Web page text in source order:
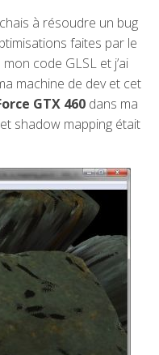
à résoudre un bug
faites par le
code GLSL et j’ai
machine de dev et cet
GTX 460 dans ma
shadow mapping était